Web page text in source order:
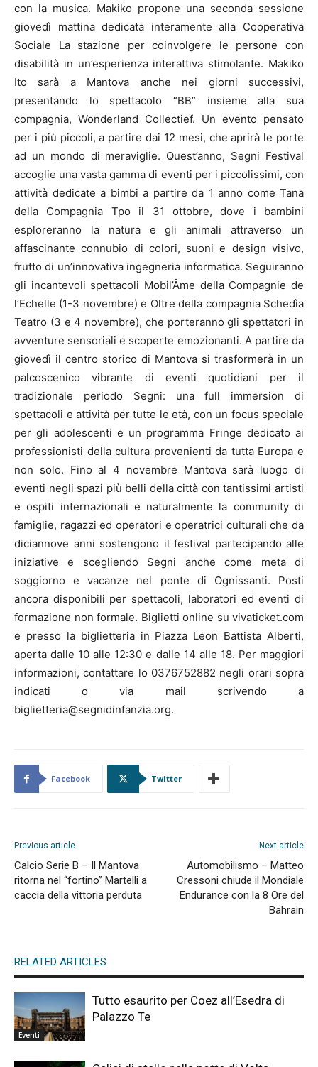
con la musica. Makiko propone una seconda sessione
giovedì mattina dedicata interamente alla Cooperativa
Sociale La stazione per coinvolgere le persone con
disabilità in un’esperienza interattiva stimolante. Makiko
Ito sarà a Mantova anche nei giorni successivi,
presentando lo spettacolo “BB” insieme alla sua
compagnia, Wonderland Collectief. Un evento pensato
per i più piccoli, a partire dai 12 mesi, che aprirà le porte
ad un mondo di meraviglie. Quest’anno, Segni Festival
accoglie una vasta gamma di eventi per i piccolissimi, con
attività dedicate a bimbi a partire da 1 anno come Tana
della Compagnia Tpo il 31 ottobre, dove i bambini
esploreranno la natura e gli animali attraverso un
affascinante connubio di colori, suoni e design visivo,
frutto di un’innovativa ingegneria informatica. Seguiranno
gli incantevoli spettacoli Mobil’Âme della Compagnie de
l’Echelle (1-3 novembre) e Oltre della compagnia Schedìa
Teatro (3 e 4 novembre), che porteranno gli spettatori in
avventure sensoriali e scoperte emozionanti. A partire da
giovedì il centro storico di Mantova si trasformerà in un
palcoscenico vibrante di eventi quotidiani per il
tradizionale periodo Segni: una full immersion di
spettacoli e attività per tutte le età, con un focus speciale
per gli adolescenti e un programma Fringe dedicato ai
professionisti della cultura provenienti da tutta Europa e
non solo. Fino al 4 novembre Mantova sarà luogo di
eventi negli spazi più belli della città con tantissimi artisti
e ospiti internazionali e naturalmente la community di
famiglie, ragazzi ed operatori e operatrici culturali che da
diciannove anni sostengono il festival partecipando alle
iniziative e scegliendo Segni anche come meta di
soggiorno e vacanze nel ponte di Ognissanti. Posti
ancora disponibili per spettacoli, laboratori ed eventi di
formazione non formale. Biglietti online su vivaticket.com
e presso la biglietteria in Piazza Leon Battista Alberti,
aperta dalle 10 alle 12:30 e dalle 14 alle 18. Per maggiori
informazioni, contattare lo 0376752882 negli orari sopra
indicati o via mail scrivendo a
biglietteria@segnidinfanzia.org.
Facebook Twitter
Previous article
Calcio Serie B – Il Mantova
ritorna nel “fortino” Martelli a
caccia della vittoria perduta
Next article
Automobilismo – Matteo
Cressoni chiude il Mondiale
Endurance con la 8 Ore del
Bahrain
RELATED ARTICLES
Eventi
Tutto esaurito per Coez all’Esedra di
Palazzo Te